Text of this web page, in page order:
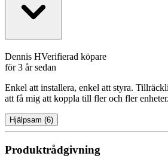
Dennis HVerifierad köpare
för 3 år sedan
Enkel att installera, enkel att styra.
att få mig att koppla till fler och fler enheter.
Hjälpsam (6)
Produktrådgivning